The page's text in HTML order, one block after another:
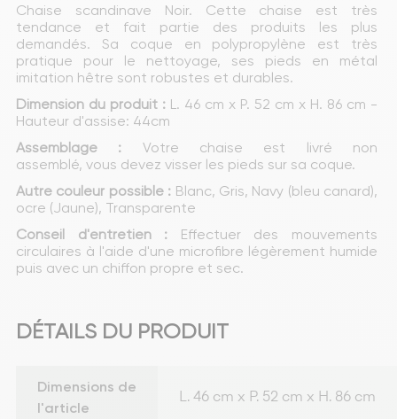
Chaise scandinave Noir. Cette chaise est très
tendance et fait partie des produits les plus
demandés. Sa coque en polypropylène est très
pratique pour le nettoyage, ses pieds en métal
imitation hêtre sont robustes et durables.
Dimension du produit : L. 46 cm x P. 52 cm x H. 86 cm -
Hauteur d'assise: 44cm
Assemblage : Votre chaise est livré non
assemblé, vous devez visser les pieds sur sa coque.
Autre couleur possible : Blanc, Gris, Navy (bleu canard),
ocre (Jaune), Transparente
Conseil d'entretien : Effectuer des mouvements
circulaires à l'aide d'une microfibre légèrement humide
puis avec un chiffon propre et sec.
DÉTAILS DU PRODUIT
Dimensions de
l'article
L. 46 cm x P. 52 cm x H. 86 cm